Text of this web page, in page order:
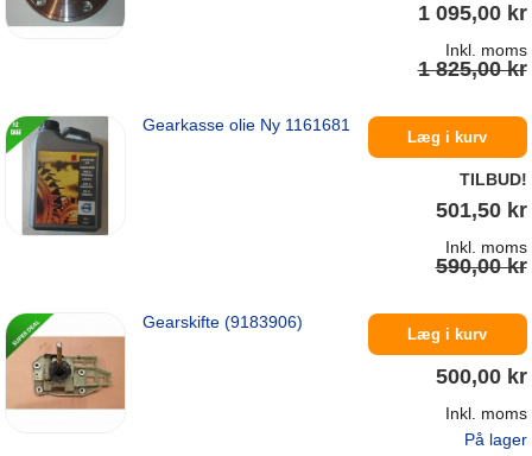
1 095,00 kr
Inkl. moms
1 825,00 kr
På lager
Gearkasse olie Ny 1161681
Læg i kurv
TILBUD!
501,50 kr
Inkl. moms
590,00 kr
På lager
Gearskifte (9183906)
Læg i kurv
500,00 kr
Inkl. moms
På lager